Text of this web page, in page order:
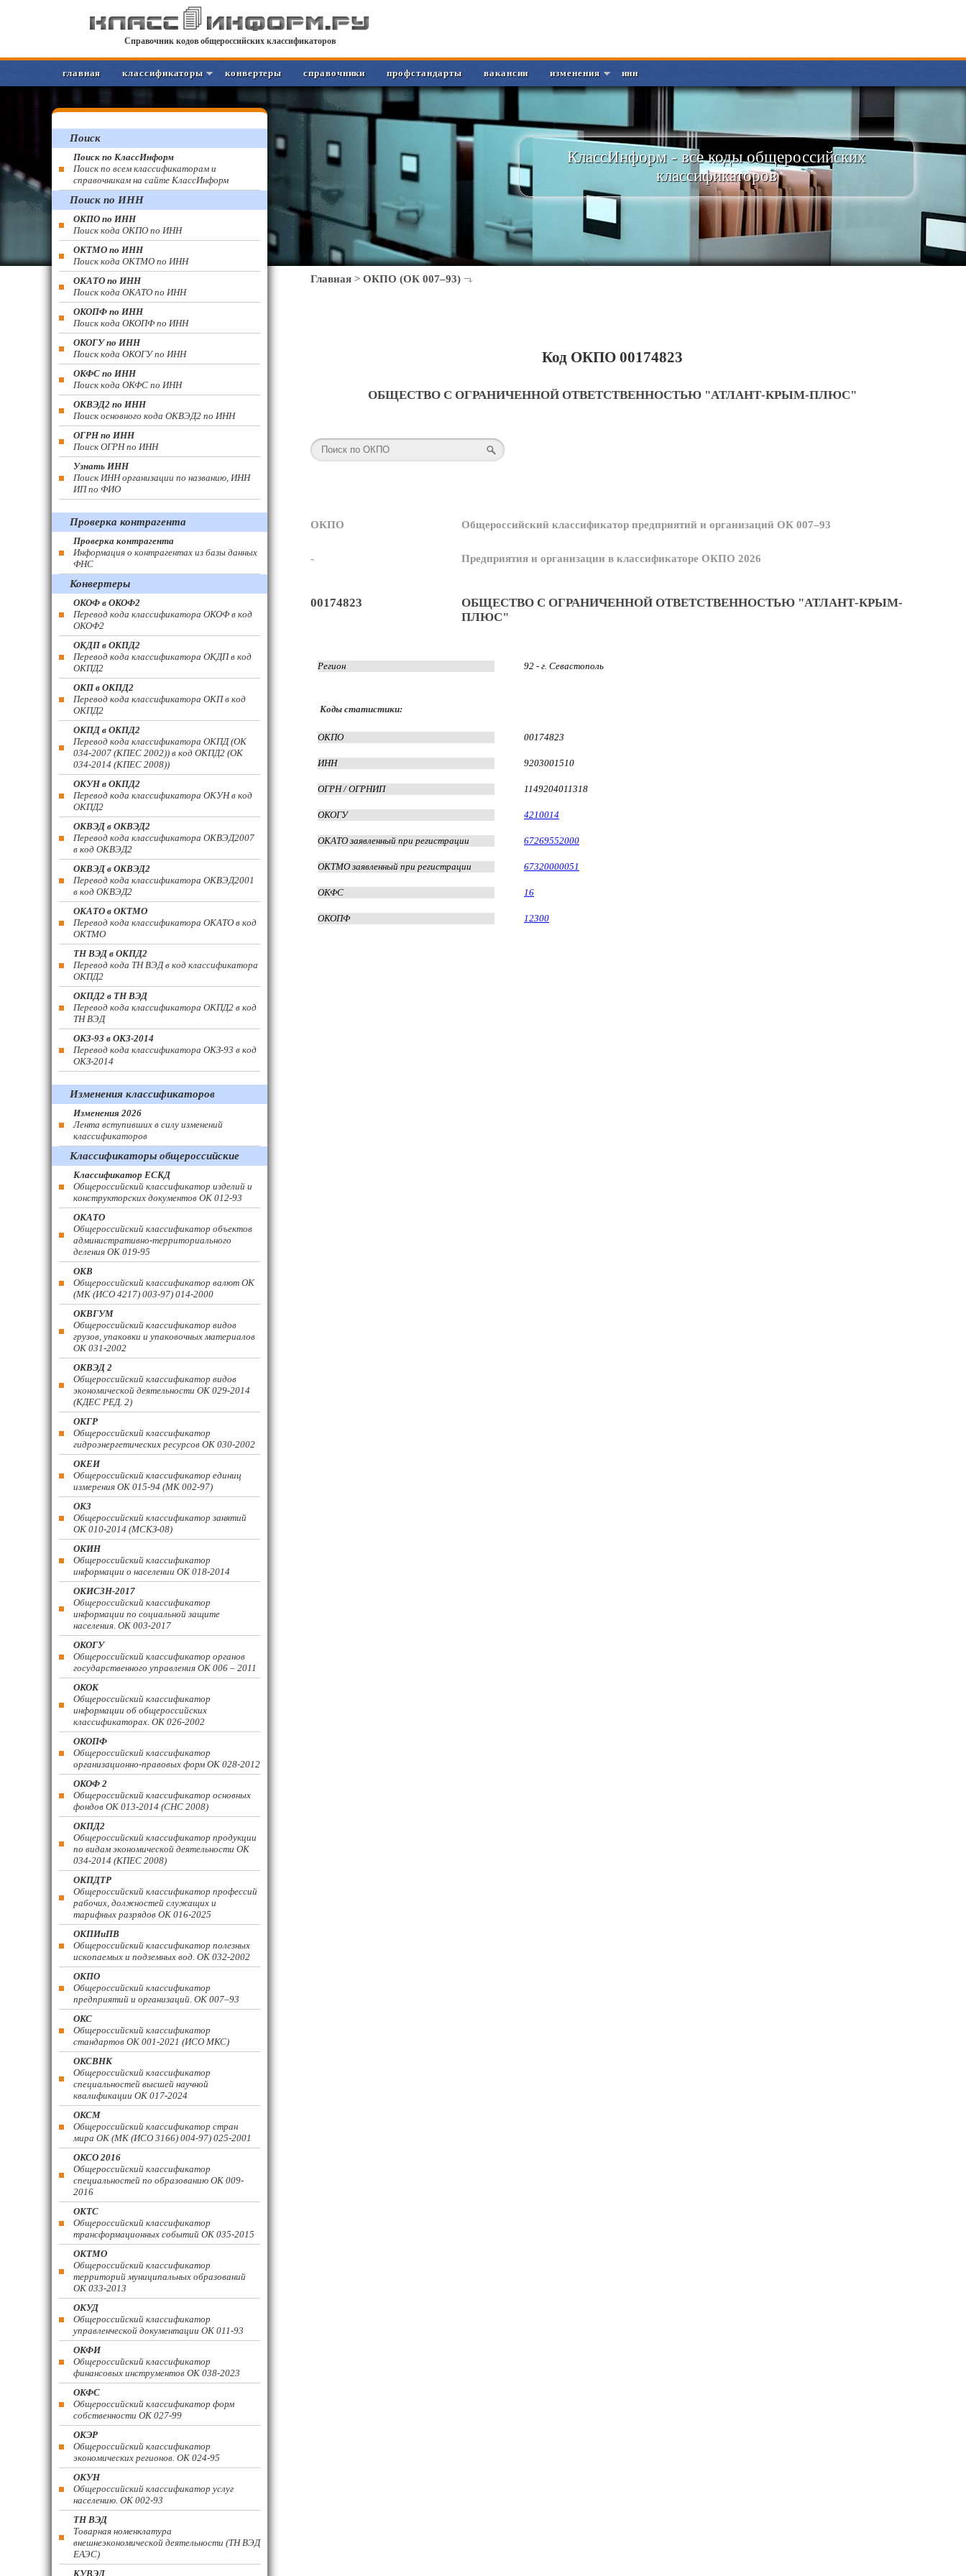
Справочник кодов общероссийских классификаторов
главная классификаторы конвертеры справочники профстандарты вакансии изменения инн
КлассИнформ - все коды общероссийских
классификаторов
Главная > ОКПО (ОК 007–93)
Код ОКПО 00174823
ОБЩЕСТВО С ОГРАНИЧЕННОЙ ОТВЕТСТВЕННОСТЬЮ "АТЛАНТ-КРЫМ-ПЛЮС"
ОКПО Общероссийский классификатор предприятий и организаций ОК 007–93
- Предприятия и организации в классификаторе ОКПО 2026
00174823
ОБЩЕСТВО С ОГРАНИЧЕННОЙ ОТВЕТСТВЕННОСТЬЮ "АТЛАНТ-КРЫМ-
ПЛЮС"
Регион 92 - г. Севастополь
Коды статистики:
ОКПО 00174823
ИНН 9203001510
ОГРН / ОГРНИП 1149204011318
ОКОГУ 4210014
ОКАТО заявленный при регистрации 67269552000
ОКТМО заявленный при регистрации 67320000051
ОКФС 16
ОКОПФ 12300
Поиск
Поиск по КлассИнформ
Поиск по всем классификаторам и
справочникам на сайте КлассИнформ
Поиск по ИНН
ОКПО по ИНН
Поиск кода ОКПО по ИНН
ОКТМО по ИНН
Поиск кода ОКТМО по ИНН
ОКАТО по ИНН
Поиск кода ОКАТО по ИНН
ОКОПФ по ИНН
Поиск кода ОКОПФ по ИНН
ОКОГУ по ИНН
Поиск кода ОКОГУ по ИНН
ОКФС по ИНН
Поиск кода ОКФС по ИНН
ОКВЭД2 по ИНН
Поиск основного кода ОКВЭД2 по ИНН
ОГРН по ИНН
Поиск ОГРН по ИНН
Узнать ИНН
Поиск ИНН организации по названию, ИНН
ИП по ФИО
Проверка контрагента
Проверка контрагента
Информация о контрагентах из базы данных
ФНС
Конвертеры
ОКОФ в ОКОФ2
Перевод кода классификатора ОКОФ в код
ОКОФ2
ОКДП в ОКПД2
Перевод кода классификатора ОКДП в код
ОКПД2
ОКП в ОКПД2
Перевод кода классификатора ОКП в код
ОКПД2
ОКПД в ОКПД2
Перевод кода классификатора ОКПД (ОК
034-2007 (КПЕС 2002)) в код ОКПД2 (ОК
034-2014 (КПЕС 2008))
ОКУН в ОКПД2
Перевод кода классификатора ОКУН в код
ОКПД2
ОКВЭД в ОКВЭД2
Перевод кода классификатора ОКВЭД2007
в код ОКВЭД2
ОКВЭД в ОКВЭД2
Перевод кода классификатора ОКВЭД2001
в код ОКВЭД2
ОКАТО в ОКТМО
Перевод кода классификатора ОКАТО в код
ОКТМО
ТН ВЭД в ОКПД2
Перевод кода ТН ВЭД в код классификатора
ОКПД2
ОКПД2 в ТН ВЭД
Перевод кода классификатора ОКПД2 в код
ТН ВЭД
ОКЗ-93 в ОКЗ-2014
Перевод кода классификатора ОКЗ-93 в код
ОКЗ-2014
Изменения классификаторов
Изменения 2026
Лента вступивших в силу изменений
классификаторов
Классификаторы общероссийские
Классификатор ЕСКД
Общероссийский классификатор изделий и
конструкторских документов ОК 012-93
ОКАТО
Общероссийский классификатор объектов
административно-территориального
деления ОК 019-95
ОКВ
Общероссийский классификатор валют ОК
(МК (ИСО 4217) 003-97) 014-2000
ОКВГУМ
Общероссийский классификатор видов
грузов, упаковки и упаковочных материалов
ОК 031-2002
ОКВЭД 2
Общероссийский классификатор видов
экономической деятельности ОК 029-2014
(КДЕС РЕД. 2)
ОКГР
Общероссийский классификатор
гидроэнергетических ресурсов ОК 030-2002
ОКЕИ
Общероссийский классификатор единиц
измерения ОК 015-94 (МК 002-97)
ОКЗ
Общероссийский классификатор занятий
ОК 010-2014 (МСКЗ-08)
ОКИН
Общероссийский классификатор
информации о населении ОК 018-2014
ОКИСЗН-2017
Общероссийский классификатор
информации по социальной защите
населения. ОК 003-2017
ОКОГУ
Общероссийский классификатор органов
государственного управления ОК 006 – 2011
ОКОК
Общероссийский классификатор
информации об общероссийских
классификаторах. ОК 026-2002
ОКОПФ
Общероссийский классификатор
организационно-правовых форм ОК 028-2012
ОКОФ 2
Общероссийский классификатор основных
фондов ОК 013-2014 (СНС 2008)
ОКПД2
Общероссийский классификатор продукции
по видам экономической деятельности ОК
034-2014 (КПЕС 2008)
ОКПДТР
Общероссийский классификатор профессий
рабочих, должностей служащих и
тарифных разрядов ОК 016-2025
ОКПИиПВ
Общероссийский классификатор полезных
ископаемых и подземных вод. ОК 032-2002
ОКПО
Общероссийский классификатор
предприятий и организаций. ОК 007–93
ОКС
Общероссийский классификатор
стандартов ОК 001-2021 (ИСО МКС)
ОКСВНК
Общероссийский классификатор
специальностей высшей научной
квалификации ОК 017-2024
ОКСМ
Общероссийский классификатор стран
мира ОК (МК (ИСО 3166) 004-97) 025-2001
ОКСО 2016
Общероссийский классификатор
специальностей по образованию ОК 009-
2016
ОКТС
Общероссийский классификатор
трансформационных событий ОК 035-2015
ОКТМО
Общероссийский классификатор
территорий муниципальных образований
ОК 033-2013
ОКУД
Общероссийский классификатор
управленческой документации ОК 011-93
ОКФИ
Общероссийский классификатор
финансовых инструментов OK 038-2023
ОКФС
Общероссийский классификатор форм
собственности ОК 027-99
ОКЭР
Общероссийский классификатор
экономических регионов. ОК 024-95
ОКУН
Общероссийский классификатор услуг
населению. ОК 002-93
ТН ВЭД
Товарная номенклатура
внешнеэкономической деятельности (ТН ВЭД
ЕАЭС)
КУВЭД